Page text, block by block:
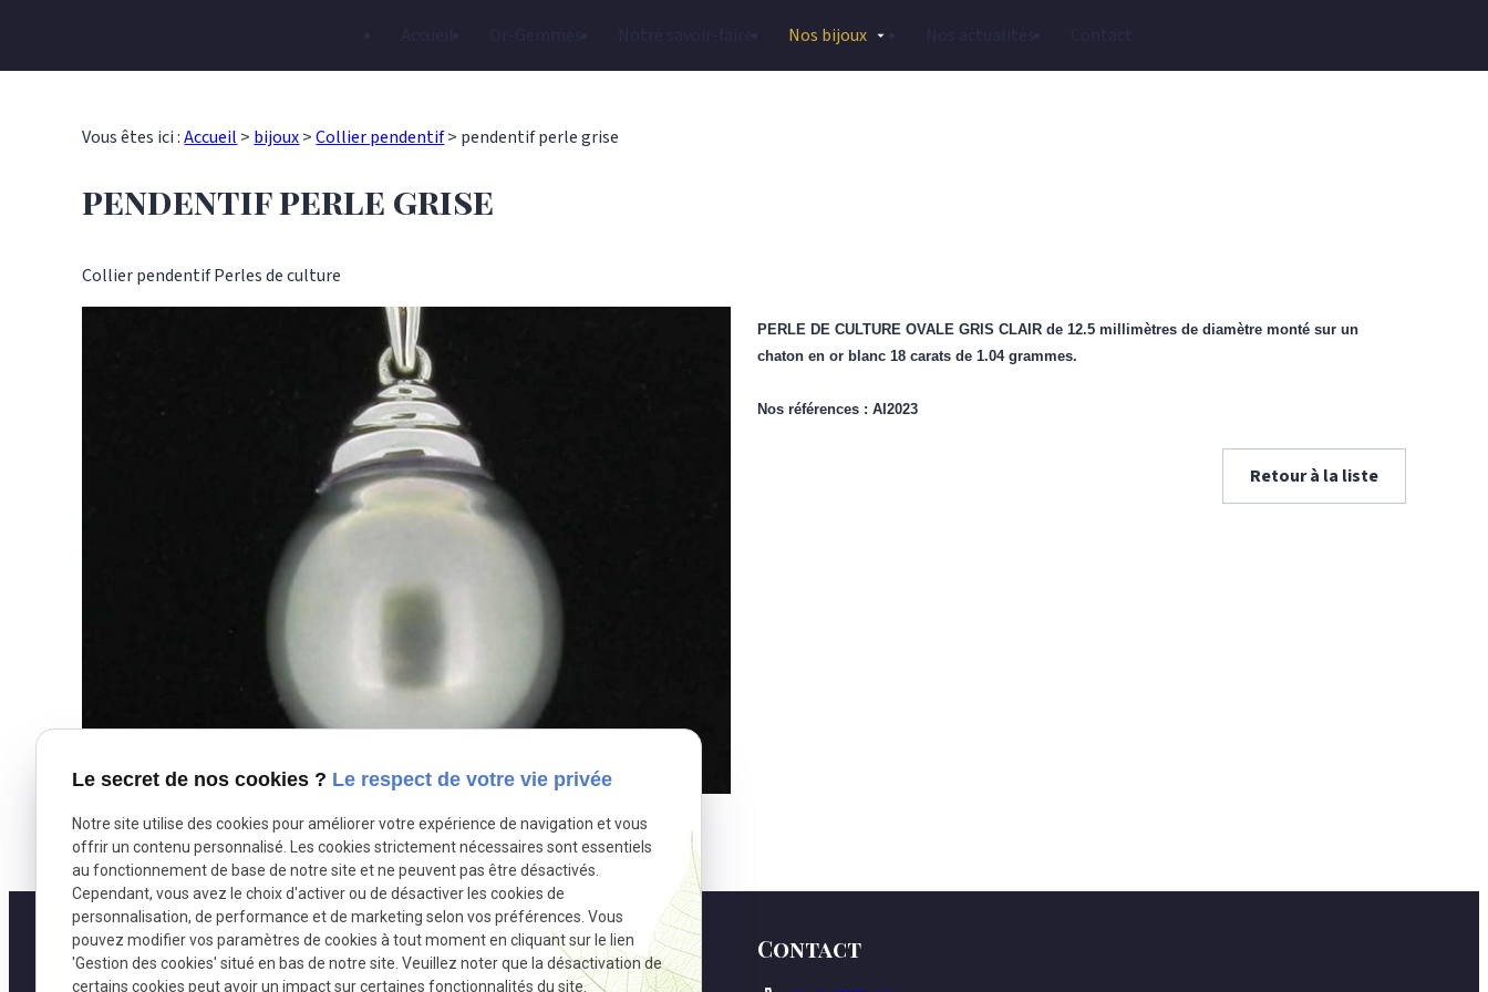
Nos bijoux
Vous êtes ici :Accueil > bijoux>Collier pendentif> pendentif perle grise
pendentif perle grise
Collier pendentifPerles de culture
PERLE DE CULTURE OVALE GRIS CLAIR de 12.5 millimètres de diamètre monté sur un
chaton en or blanc 18 carats de 1.04 grammes.
Nos références : AI2023
Retour à la liste
Contact
Le secret de nos cookies ? Le respect de votre vie privée
Notre site utilise des cookies pour améliorer votre expérience de navigation et vous
offrir un contenu personnalisé. Les cookies strictement nécessaires sont essentiels
au fonctionnement de base de notre site et ne peuvent pas être désactivés.
Cependant, vous avez le choix d'activer ou de désactiver les cookies de
personnalisation, de performance et de marketing selon vos préférences. Vous
pouvez modifier vos paramètres de cookies à tout moment en cliquant sur le lien
'Gestion des cookies' situé en bas de notre site. Veuillez noter que la désactivation de
certains cookies peut avoir un impact sur certaines fonctionnalités du site.